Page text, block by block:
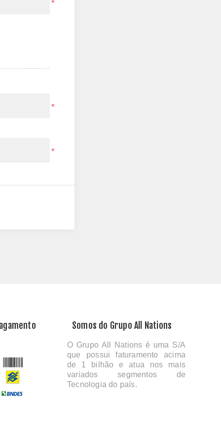
*
*
*
Somos do Grupo All Nations
O Grupo All Nations é uma S/A
que possui faturamento acima
de 1 bilhão e atua nos mais
variados segmentos de
Tecnologia do país.